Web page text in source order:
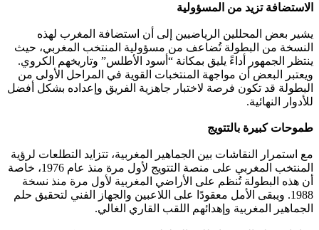
الاستضافة تزيد من المسؤولية
يشير بعض المحللين الرياضيين إلى أن استضافة المغرب لهذه
النسخة من البطولة تُضاعف من مسؤولية المنتخب المغربي، حيث
ينتظر الجمهور أداءً يليق بمكانة “أسود الأطلس” وتاريخهم الكروي.
ويعتبر البعض أن مواجهة المنتخبات القوية في المراحل الأولى من
البطولة قد تكون فرصة لاختبار جاهزية الفريق وإعداده بشكل أفضل
للأدوار النهائية.
طموحات كبيرة بالتتويج
مع استمرار النقاشات بين الجماهير المغربية، تتزايد التطلعات لرؤية
المنتخب المغربي على منصة التتويج لأول مرة منذ عام 1976، خاصة
أن هذه البطولة تُنظم على الأراضي المغربية لأول مرة منذ نسخة
1988. ويبقى الأمل معقودًا على اللاعبين والجهاز الفني لتحقيق حلم
الجماهير المغربية وإهدائهم اللقب القاري الغالي.